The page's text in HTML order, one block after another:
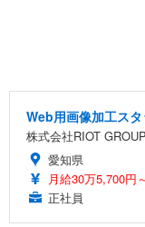
Web用画像加工ス
株式会社RIOT GROUP
愛知県
月給30万5,700円
正社員